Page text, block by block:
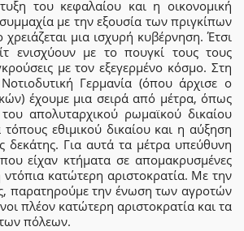
του κεφαλαίου και η οικονομική
με την εξουσία των πριγκίπων
μια ισχυρή κυβέρνηση. Έτσι
ενισχύουν με το πουγκί τους τους
με τον εξεγερμένο κόσμο. Στη
Γερμανία (όπου άρχισε ο
έχουμε μια σειρά από μέτρα, όπως
απολυταρχικού ρωμαϊκού δικαίου
εθιμικού δικαίου και η αύξηση
Για αυτά τα μέτρα υπεύθυνη
είχαν κτήματα σε απομακρυσμένες
κατώτερη αριστοκρατία. Με την
παρατηρούμε την ένωση των αγροτών
πλέον κατώτερη αριστοκρατία και τα
πόλεων.